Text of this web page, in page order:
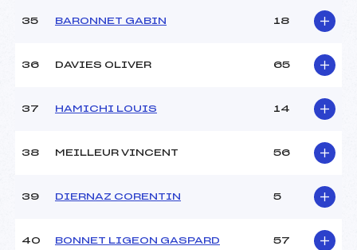
35 BARONNET GABIN 18
36 DAVIES OLIVER 65
37 HAMICHI LOUIS 14
38 MEILLEUR VINCENT 56
39 DIERNAZ CORENTIN 5
40 BONNET LIGEON GASPARD 57